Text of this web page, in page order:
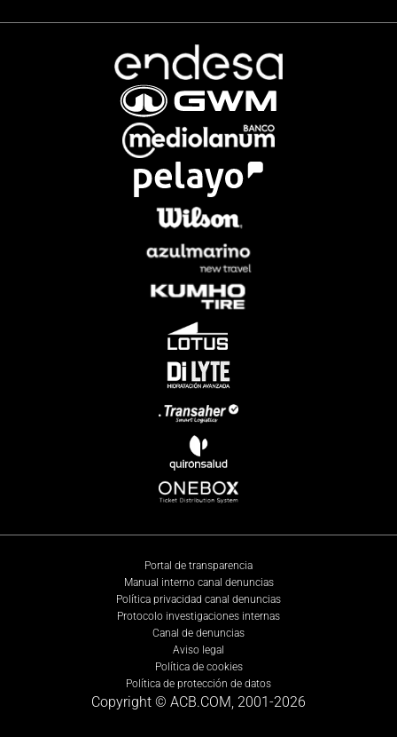
Portal de transparencia
Manual interno canal denuncias
Política privacidad canal denuncias
Protocolo investigaciones internas
Canal de denuncias
Aviso legal
Política de cookies
Política de protección de datos
Copyright © ACB.COM, 2001-2026